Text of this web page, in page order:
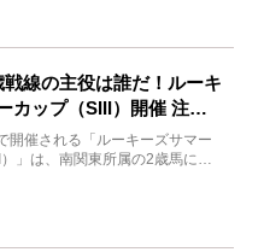
線の主役は誰だ！ルーキ
カップ（SIII）開催 注目
ろをチェック
開催される「ルーキーズサマー
」は、南関東所属の2歳馬によ